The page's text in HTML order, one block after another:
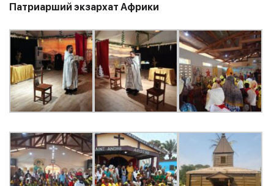
Патриарший экзархат Африки